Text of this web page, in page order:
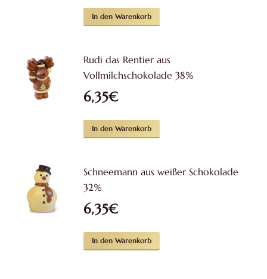
In den Warenkorb
Rudi das Rentier aus
Vollmilchschokolade 38%
6,35€
In den Warenkorb
Schneemann aus weißer Schokolade
32%
6,35€
In den Warenkorb